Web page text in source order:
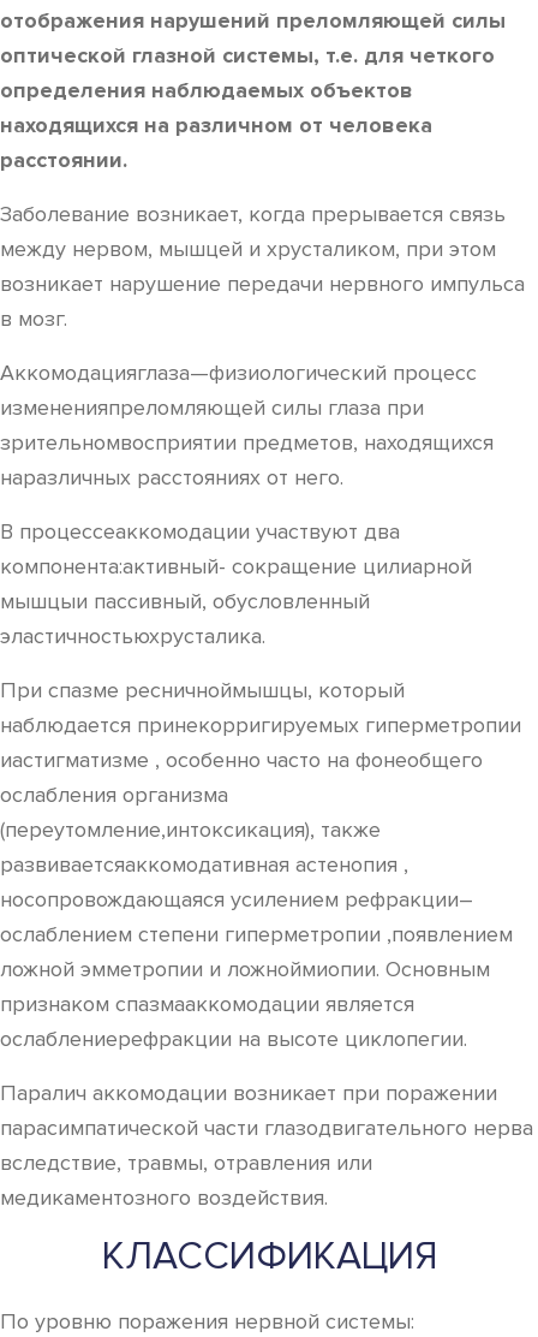
отображения нарушений преломляющей силы
оптической глазной системы, т.е. для четкого
определения наблюдаемых объектов
находящихся на различном от человека
расстоянии.
Заболевание возникает, когда прерывается связь
между нервом, мышцей и хрусталиком, при этом
возникает нарушение передачи нервного импульса
в мозг.
Аккомодацияглаза—физиологический процесс
измененияпреломляющей силы глаза при
зрительномвосприятии предметов, находящихся
наразличных расстояниях от него.
В процессеаккомодации участвуют два
компонента:активный- сокращение цилиарной
мышцыи пассивный, обусловленный
эластичностьюхрусталика.
При спазме ресничноймышцы, который
наблюдается принекорригируемых гиперметропии
иастигматизме , особенно часто на фонеобщего
ослабления организма
(переутомление,интоксикация), также
развиваетсяаккомодативная астенопия ,
носопровождающаяся усилением рефракции–
ослаблением степени гиперметропии ,появлением
ложной эмметропии и ложноймиопии. Основным
признаком спазмааккомодации является
ослаблениерефракции на высоте циклопегии.
Паралич аккомодации возникает при поражении
парасимпатической части глазодвигательного нерва
вследствие, травмы, отравления или
медикаментозного воздействия.
КЛАССИФИКАЦИЯ
По уровню поражения нервной системы: